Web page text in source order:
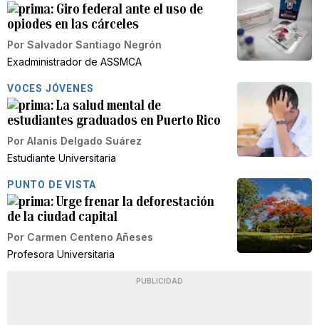
Giro federal ante el uso de
opiodes en las cárceles
Por Salvador Santiago Negrón
Exadministrador de ASSMCA
VOCES JÓVENES
La salud mental de
estudiantes graduados en Puerto Rico
Por Alanis Delgado Suárez
Estudiante Universitaria
PUNTO DE VISTA
Urge frenar la deforestación
de la ciudad capital
Por Carmen Centeno Añeses
Profesora Universitaria
PUBLICIDAD